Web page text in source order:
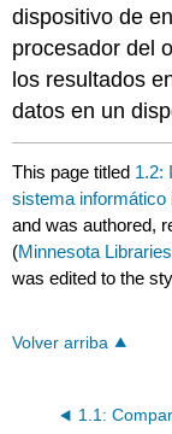
dispositivo de
procesador del
los resultados
datos en un
This page titled 1.2:
sistema informático
and was authored,
(Minnesota
was edited to the
Volver arriba